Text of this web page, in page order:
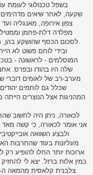
בשפל טכנולוגי לעומת
שקעה, לאחר שיאים
צפון אירופה, מאנגליה
מפלדה דלת-פחמן וממטיל
לסכום הכסף שהושקע בהן,
ובידי לוחם פשוט לא
המוסלמים - לראשונה -
שלה היו בהודו ובפרס.
מערב-רב של לאומים דוברי
שכלל גם לוחמים
המהניגות אצל הנוצרים
לכאורה, ניתן היה לחשוב
אני אומר לכאורה, כי קשה מאד
ולבצע השוואה
מעליונות בעוד שהחרבות
כמין אלות ברזל. יצא לי